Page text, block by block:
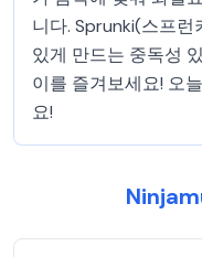
니다. Sprunki(스프런
있게 만드는 중독성
이를 즐겨보세요! 오
요!